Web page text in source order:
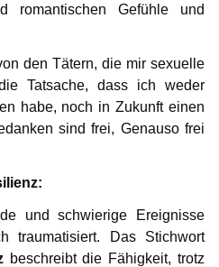
romantischen Gefühle und
den Tätern, die mir sexuelle
Tatsache, dass ich weder
habe, noch in Zukunft einen
sind frei, Genauso frei
und schwierige Ereignisse
traumatisiert. Das Stichwort
beschreibt die Fähigkeit, trotz